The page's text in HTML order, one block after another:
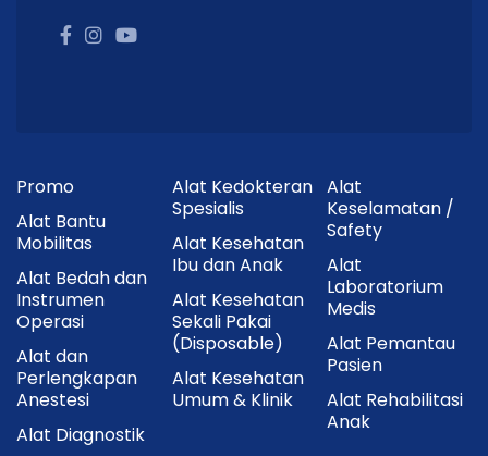
Promo
Alat Bantu
Mobilitas
Alat Bedah dan
Instrumen
Operasi
Alat dan
Perlengkapan
Anestesi
Alat Diagnostik
Alat Kedokteran
Spesialis
Alat Kesehatan
Ibu dan Anak
Alat Kesehatan
Sekali Pakai
(Disposable)
Alat Kesehatan
Umum & Klinik
Alat
Keselamatan /
Safety
Alat
Laboratorium
Medis
Alat Pemantau
Pasien
Alat Rehabilitasi
Anak